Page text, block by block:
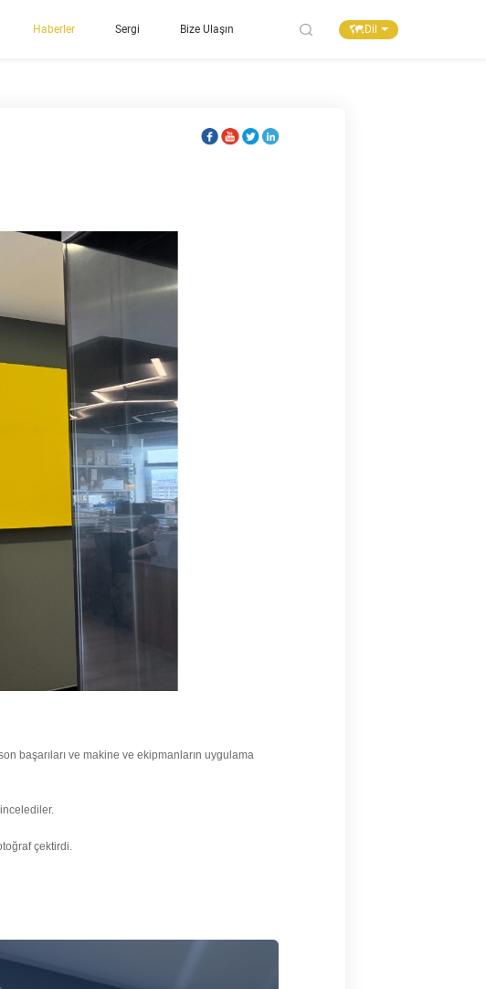
Haberler Sergi Bize Ulaşın Dil
başarıları ve makine ve ekipmanların uygulama
çektirdi.